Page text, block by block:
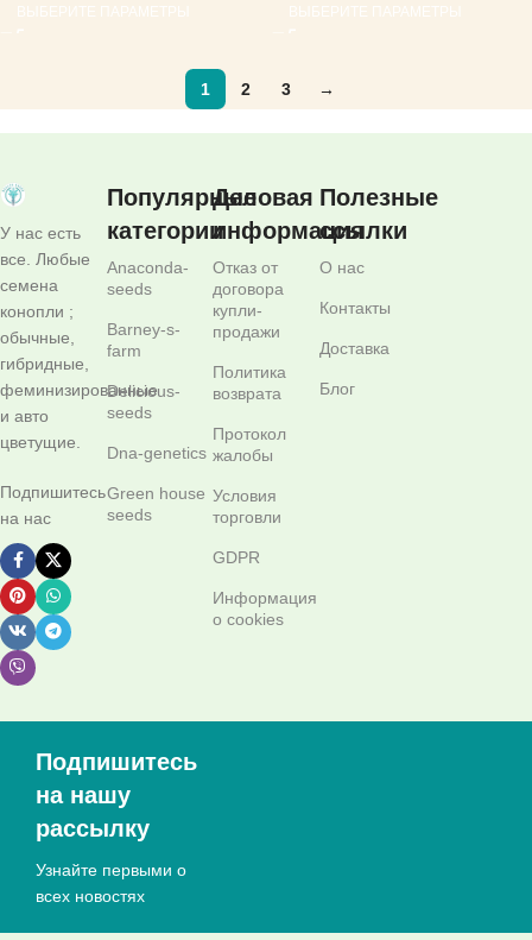
ВЫБЕРИТЕ ПАРАМЕТРЫ ВЫБЕРИТЕ ПАРАМЕТРЫ
1 2 3 →
У нас есть
все. Любые
семена
конопли ;
обычные,
гибридные,
феминизированные
и авто
цветущие.
Подпишитесь
на нас
Популярные
категории
Anaconda-
seeds
Barney-s-
farm
Delicious-
seeds
Dna-genetics
Green house
seeds
Деловая
информация
Отказ от
договора
купли-
продажи
Политика
возврата
Протокол
жалобы
Условия
торговли
GDPR
Информация
о cookies
Полезные
ссылки
О нас
Контакты
Доставка
Блог
Подпишитесь
на нашу
рассылку
Узнайте первыми о
всех новостях